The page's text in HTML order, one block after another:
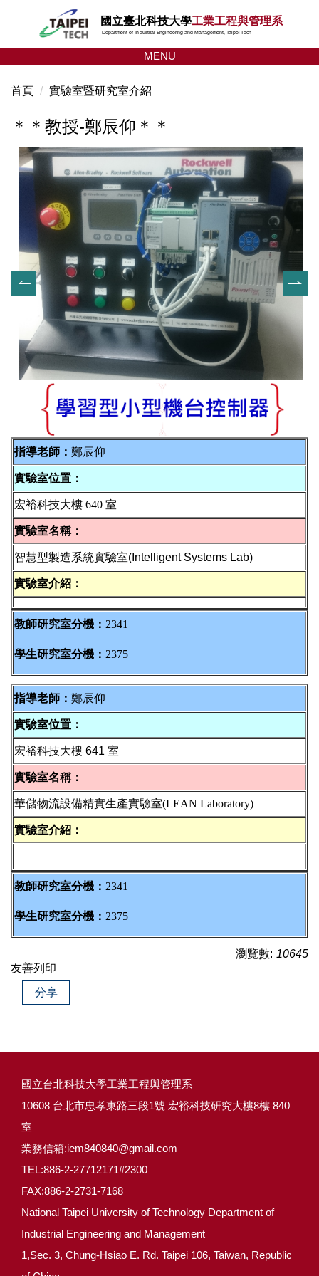
主
要
容
國立臺北科技大學工業工程與管理系
Department of Industrial Engineering and Management, Taipei Tech
MENU
首頁 實驗室暨研究室介紹
＊＊教授-鄭辰仰＊＊
指導老師： 鄭辰仰
實驗室位置：
宏裕科技大樓 640 室
實驗室名稱：
智慧型製造系統實驗室(Intelligent Systems Lab)
實驗室介紹：
教師研究室分機： 2341
學生研究室分機： 2375
指導老師： 鄭辰仰
實驗室位置：
宏裕科技大樓 641 室
實驗室名稱：
華儲物流設備精實生產實驗室(LEAN Laboratory)
實驗室介紹：
教師研究室分機： 2341
學生研究室分機： 2375
瀏覽數: 10645
友善列印
分享
國立台北科技大學工業工程與管理系
10608 台北市忠孝東路三段1號 宏裕科技研究大樓8樓 840
室
業務信箱:iem840840@gmail.com
TEL:886-2-27712171#2300
FAX:886-2-2731-7168
National Taipei University of Technology Department of
Industrial Engineering and Management
1,Sec. 3, Chung-Hsiao E. Rd. Taipei 106, Taiwan, Republic